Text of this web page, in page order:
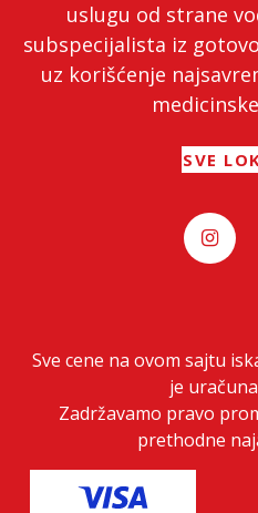
uslugu od strane
subspecijalista iz
uz korišćenje
SVE
Sve cene na ovom sajtu
je
Zadržavamo pravo
prethodne